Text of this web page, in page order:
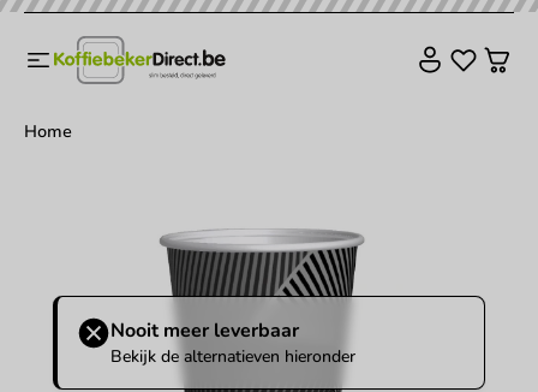
Home
Nooit meer leverbaar
Bekijk de alternatieven hieronder